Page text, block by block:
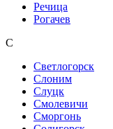
Речица
Рогачев
С
Светлогорск
Слоним
Слуцк
Смолевичи
Сморгонь